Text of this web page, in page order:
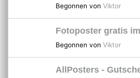
Begonnen von Viktor
Fotoposter gratis
Begonnen von Viktor
AllPosters -